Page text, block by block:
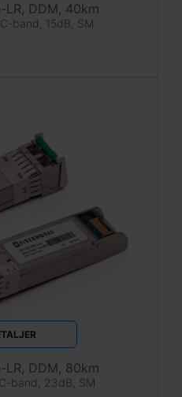
LR, DDM, 40km
band, 15dB, SM
LR, DDM, 80km
band, 23dB, SM